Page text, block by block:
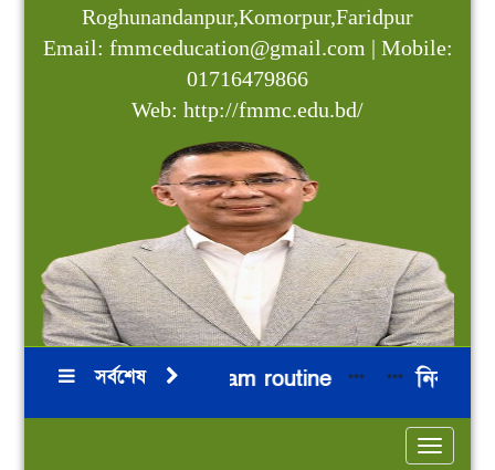
Roghunandanpur,Komorpur,Faridpur
Email: fmmceducation@gmail.com | Mobile:
01716479866
Web: http://fmmc.edu.bd/
সর্বশেষ
2026 Board Exam routine*** *** নির্বাচনি
Toggle